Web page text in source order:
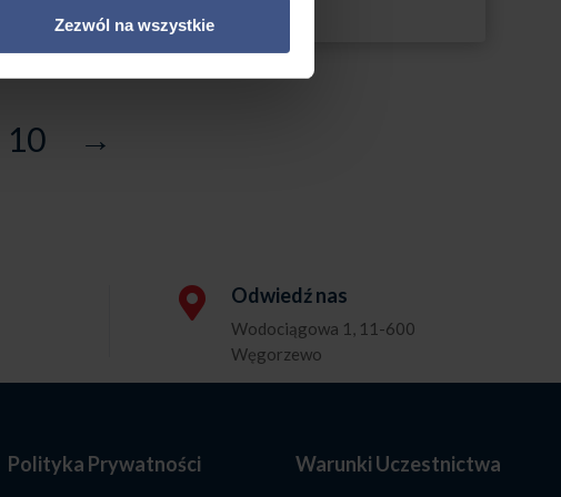
Zezwól na wszystkie
10 →
 Odwiedź nas
Wodociągowa 1, 11-600
Węgorzewo
Polityka Prywatności Warunki Uczestnictwa